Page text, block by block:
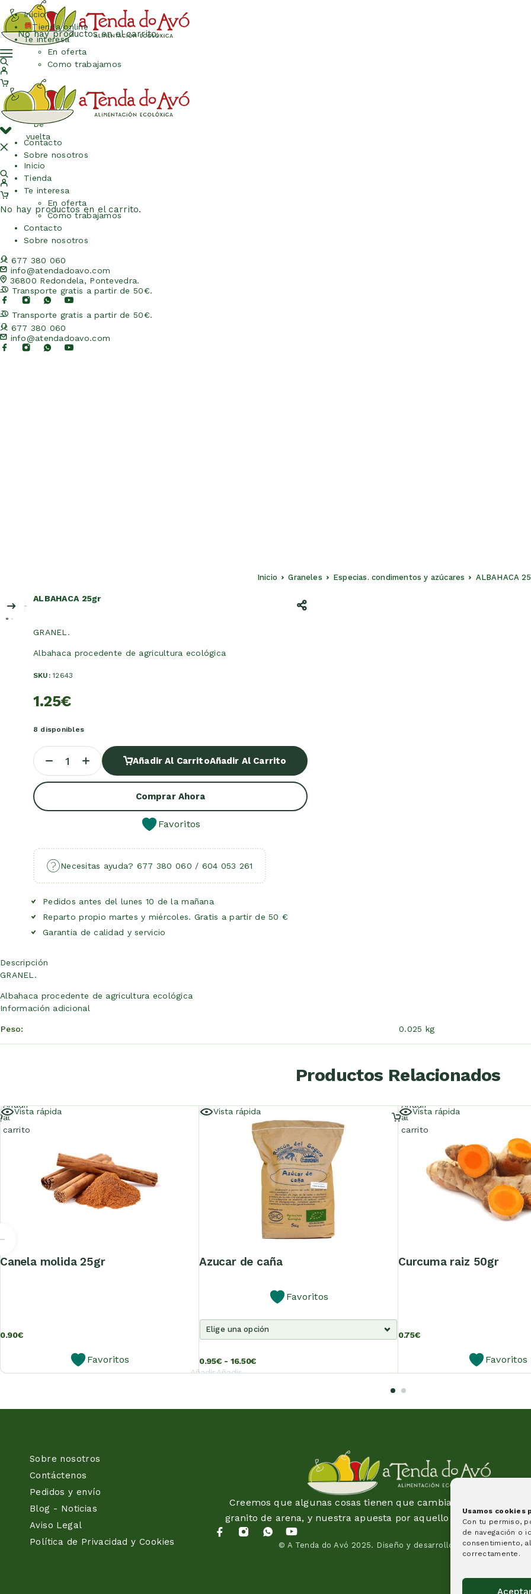
Usamos cookies
Con tu permiso,
de navegación o
consentimiento,
correctamente.
No hay productos en el carrito.
De
vuelta
Inicio
Tienda
Te interesa
En oferta
Como trabajamos
Contacto
Sobre nosotros
677 380 060
info@atendadoavo.com
36800 Redondela, Pontevedra.
Transporte gratis a partir de 50€.
Transporte gratis a partir de 50€.
677 380 060
info@atendadoavo.com
Inicio
Tienda online
Te interesa
En oferta
Como trabajamos
Contacto
Sobre nosotros
No hay productos en el carrito.
Inicio Graneles Especias. condimentos y azúcares ALBAHACA
ALBAHACA 25gr
GRANEL.
Albahaca procedente de agricultura ecológica
SKU:12643
1.25€
8 disponibles
Añadir Al CarritoAñadir Al Carrito
Comprar Ahora
Favoritos
Necesitas ayuda? 677 380 060 / 604 053 261
Pedidos antes del lunes 10 de la mañana
Reparto propio martes y miércoles. Gratis a partir de 50 €
Garantia de calidad y servicio
Descripción
GRANEL.
Albahaca procedente de agricultura ecológica
Información adicional
Peso 0.025 kg
Productos Relacionados
Vista rápida
canela molida 25gr
0.90€
Favoritos
Añadir
al
carrito
Vista rápida
azucar de caña
Favoritos
0.95€ - 16.50€
AñadirAñadir
Vista rápida
curcuma raiz 50gr
0.75€
Favoritos
Añadir
al
carrito
Sobre nosotros
Contáctenos
Pedidos y envío
Blog - Noticias
Aviso Legal
Política de Privacidad y Cookies
Creemos que algunas cosas tienen que cambiar y esta idea es
granito de arena, y nuestra apuesta por aquello en lo que
© A Tenda do Avó 2025. Diseño y desarrollo de páginas web